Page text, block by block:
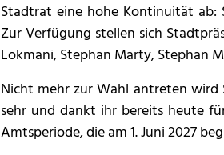
Stadtrat eine hohe Kontinuität ab:
Zur Verfügung stellen sich
Lokmani, Stephan Marty, Stephan
Nicht mehr zur Wahl antreten wird
sehr und dankt ihr bereits heute
Amtsperiode, die am 1. Juni 2027